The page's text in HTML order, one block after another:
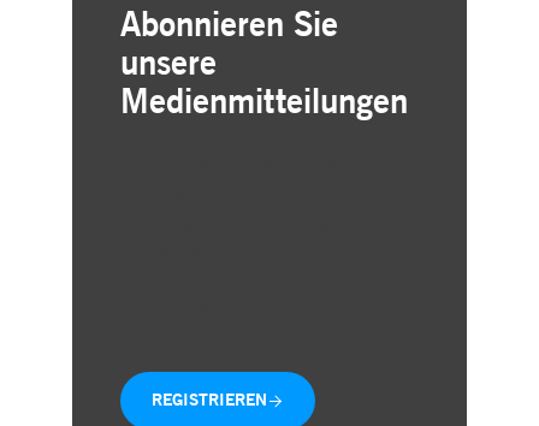
Abonnieren Sie
unsere
Medienmitteilungen
REGISTRIEREN